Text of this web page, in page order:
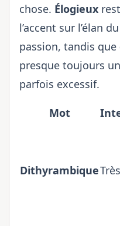
chose. Élogieux
l’accent sur l’élan
passion, tandis que
presque toujours
parfois excessif.
Mot
Dithyrambique